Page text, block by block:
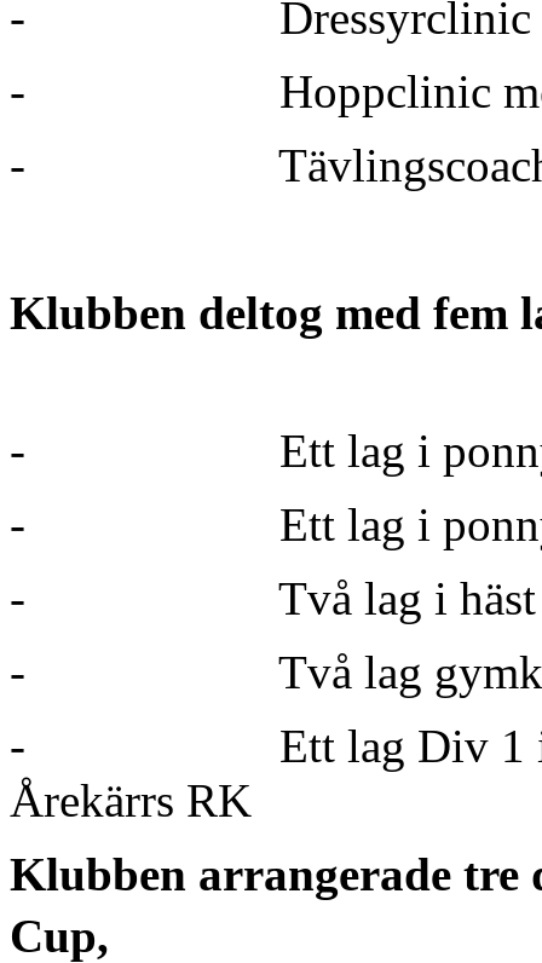
-
Dressyrclinic
-
Hoppclinic
-
Klubben deltog med fem
-
Ett lag i
-
Ett lag i
-
Två lag i
-
Två lag
-
Ett lag Div 1
Årekärrs RK
Klubben arrangerade tre
Cup,